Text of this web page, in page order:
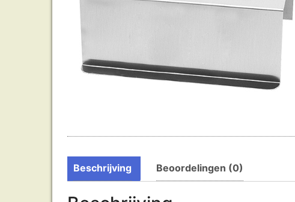
Beschrijving Beoordelingen (0)